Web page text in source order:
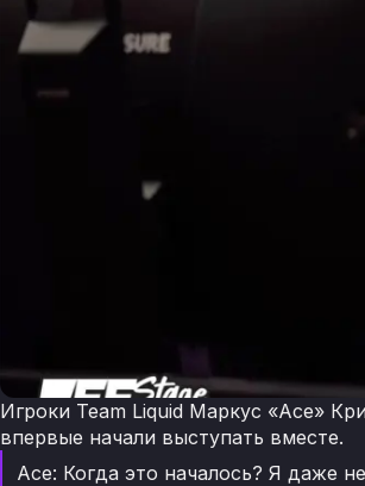
Игроки Team Liquid Маркус «Ace»
впервые начали выступать вместе.
Ace: Когда это началось? Я даже